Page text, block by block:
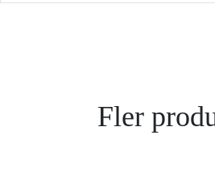
Fler